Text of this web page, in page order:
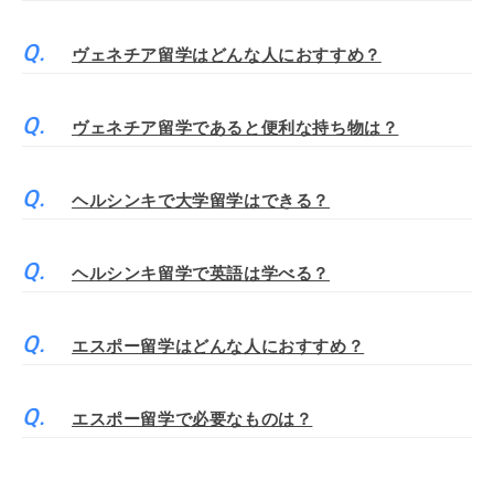
ヴェネチア留学はどんな人におすすめ？
ヴェネチア留学であると便利な持ち物は？
ヘルシンキで大学留学はできる？
ヘルシンキ留学で英語は学べる？
エスポー留学はどんな人におすすめ？
エスポー留学で必要なものは？